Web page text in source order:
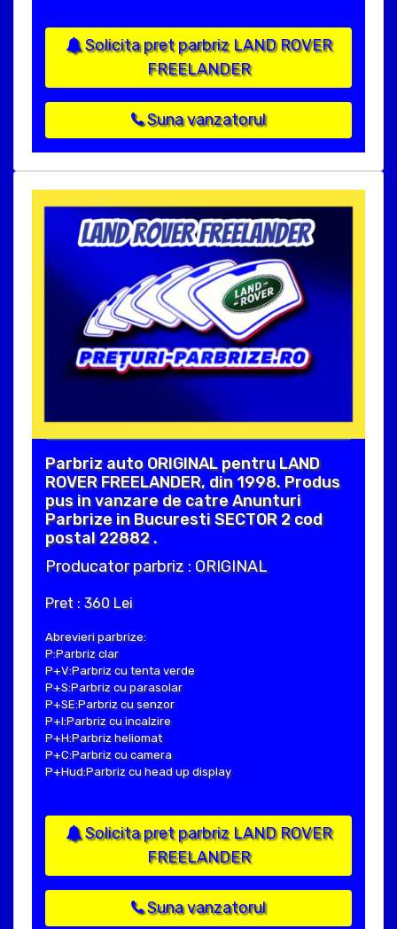
Solicita pret parbriz LAND ROVER
FREELANDER
Suna vanzatorul
Parbriz auto ORIGINAL pentru LAND
ROVER FREELANDER, din 1998. Produs
pus in vanzare de catre Anunturi
Parbrize in Bucuresti SECTOR 2 cod
postal 22882 .
Producator parbriz : ORIGINAL
Pret : 360 Lei
Abrevieri parbrize:
P:Parbriz clar
P+V:Parbriz cu tenta verde
P+S:Parbriz cu parasolar
P+SE:Parbriz cu senzor
P+I:Parbriz cu incalzire
P+H:Parbriz heliomat
P+C:Parbriz cu camera
P+Hud:Parbriz cu head up display
Solicita pret parbriz LAND ROVER
FREELANDER
Suna vanzatorul